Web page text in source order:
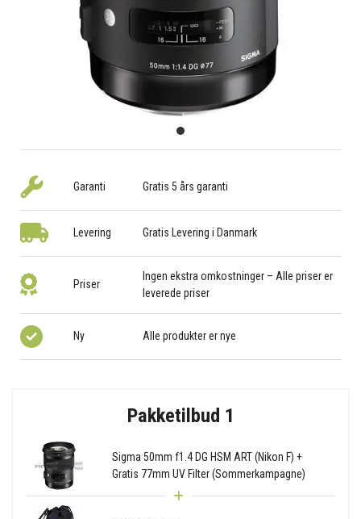
Garanti Gratis 5 års garanti
Levering Gratis Levering i Danmark
Priser
Ingen ekstra omkostninger – Alle priser er
leverede priser
Ny Alle produkter er nye
Pakketilbud 1
Sigma 50mm f1.4 DG HSM ART (Nikon F) +
Gratis 77mm UV Filter (Sommerkampagne)